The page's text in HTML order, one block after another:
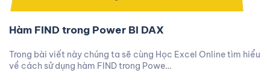
Hàm FIND trong Power BI DAX
Trong bài viết này chúng ta sẽ cùng Học Excel Online tìm hiểu
về cách sử dụng hàm FIND trong Powe…